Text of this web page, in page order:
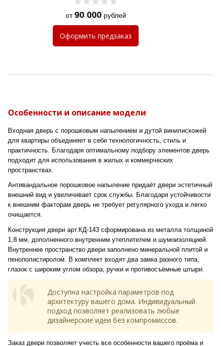
от90 000рублей
Оформить предзаказ
Особенности и описание модели
Входная дверь с порошковым напылением и дутой винилискожей
для квартиры объединяет в себе технологичность, стиль и
практичность. Благодаря оптимальному подбору элементов дверь
подходит для использования в жилых и коммерческих
пространствах.
Антивандальное порошковое напыление придаёт двери эстетичный
внешний вид и увеличивает срок службы. Благодаря устойчивости
к внешним факторам дверь не требует регулярного ухода и легко
очищается.
Конструкция двери арт.КД-143 сформирована из металла толщиной
1,8 мм, дополненного внутренним утеплителем и шумоизоляцией.
Внутреннее пространство двери заполнено минеральной плитой и
пенополистиролом. В комплект входят два замка разного типа,
глазок с широким углом обзора, ручки и противосъёмные штыри.
Доступна настройка параметров под
архитектуру вашего дома. Индивидуальный
подход позволяет реализовать любые
дизайнерские идеи без компромиссов.
Заказ двери позволяет учесть все особенности вашего проёма и